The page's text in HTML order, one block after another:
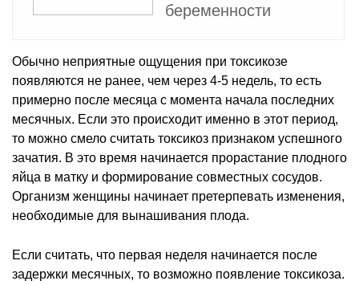
беременности
Обычно неприятные ощущения при токсикозе
появляются не ранее, чем через 4-5 недель, то есть
примерно после месяца с момента начала последних
месячных. Если это происходит именно в этот период,
то можно смело считать токсикоз признаком успешного
зачатия. В это время начинается прорастание плодного
яйца в матку и формирование совместных сосудов.
Организм женщины начинает претерпевать изменения,
необходимые для вынашивания плода.
Если считать, что первая неделя начинается после
задержки месячных, то возможно появление токсикоза.